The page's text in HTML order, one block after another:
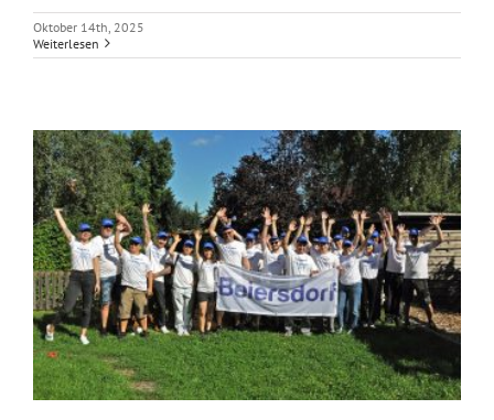
Oktober 14th, 2025
Weiterlesen